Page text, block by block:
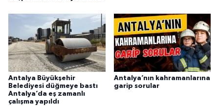
Antalya Büyükşehir
Belediyesi düğmeye bastı
Antalya’da eş zamanlı
çalışma yapıldı
Antalya’nın kahramanlarına
garip sorular